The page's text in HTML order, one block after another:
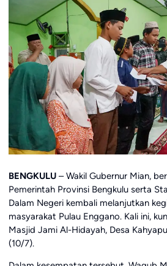
BENGKULU– Wakil Gubernur Mian,
Pemerintah Provinsi Bengkulu serta
Dalam Negeri kembali melanjutkan
masyarakat Pulau Enggano. Kali ini,
Masjid Jami Al-Hidayah, Desa
(10/7).